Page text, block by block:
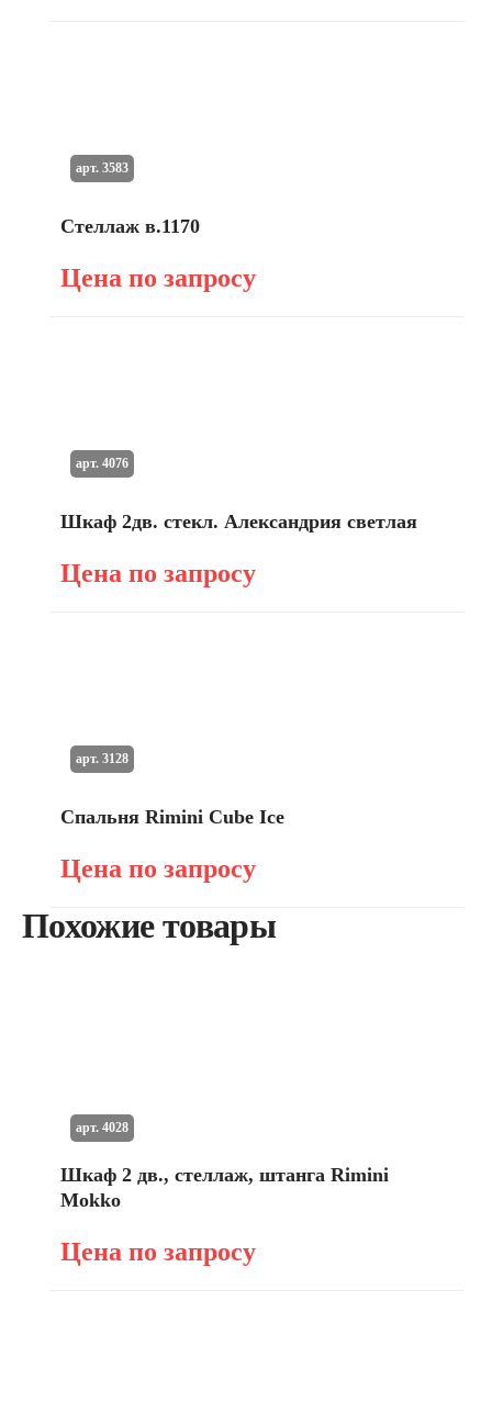
Стеллаж в.1170
Цена по запросу
арт. 3583
Шкаф 2дв. стекл. Александрия светлая
Цена по запросу
арт. 4076
Спальня Rimini Cube Ice
Цена по запросу
арт. 3128
Похожие товары
Шкаф 2 дв., стеллаж, штанга Rimini
Mokko
Цена по запросу
арт. 4028